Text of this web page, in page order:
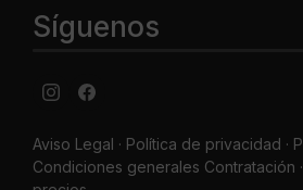
Síguenos
Aviso Legal · Política de privacidad ·
Condiciones generales Contratación ·